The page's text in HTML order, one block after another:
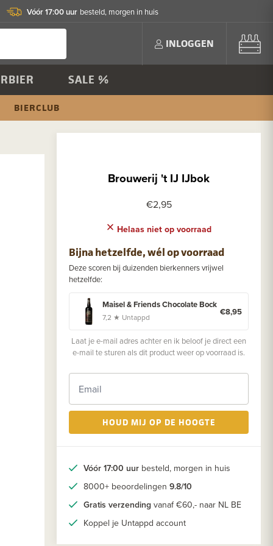
Vóór 17:00 uur besteld, morgen in huis
INLOGGEN
SALE %
BIERCLUB
Brouwerij 't IJ IJbok
€2,95
Helaas niet op voorraad
Bijna hetzelfde, wél op voorraad
Deze scoren bij duizenden bierkenners vrijwel
hetzelfde:
Maisel & Friends Chocolate Bock
7,2 ★ Untappd €8,95
Laat je e-mail adres achter en ik beloof je direct een
e-mail te sturen als dit product weer op voorraad is.
HOUD MIJ OP DE HOOGTE
Vóór 17:00 uur besteld, morgen in huis
8000+ beoordelingen 9.8/10
Gratis verzending vanaf €60,- naar NL BE
Koppel je Untappd account